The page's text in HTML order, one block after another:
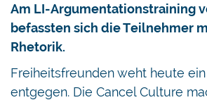
Am LI-Argumentationstraining
befassten sich die Teilnehmer
Rhetorik.
Freiheitsfreunden weht heute
entgegen. Die Cancel Culture